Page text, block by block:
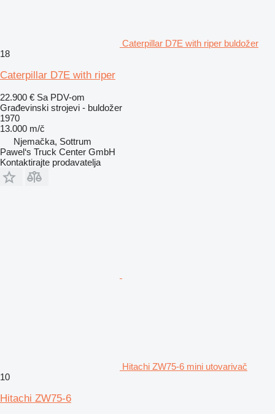
Caterpillar D7E with riper buldožer
18
Caterpillar D7E with riper
22.900 € Sa PDV-om
Građevinski strojevi - buldožer
1970
13.000 m/č
Njemačka, Sottrum
Pawel‘s Truck Center GmbH
Kontaktirajte prodavatelja
Hitachi ZW75-6 mini utovarivač
10
Hitachi ZW75-6